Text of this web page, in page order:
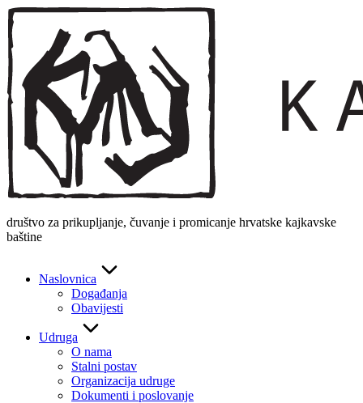
Skip
to
content
društvo za prikupljanje, čuvanje i promicanje hrvatske kajkavske
baštine
Naslovnica
Događanja
Obavijesti
Udruga
O nama
Stalni postav
Organizacija udruge
Dokumenti i poslovanje